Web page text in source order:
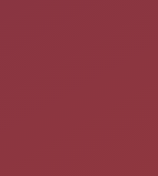
à jour, et devrait
fermer votre session